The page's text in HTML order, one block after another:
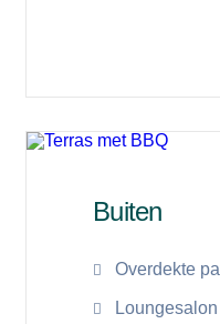
Buiten
Overdekte
Loungesalon